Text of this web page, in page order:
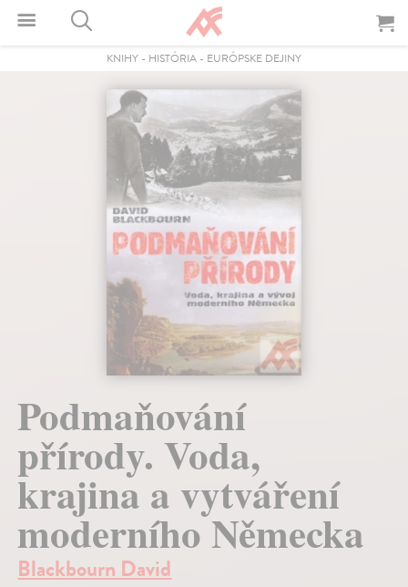
KNIHY - HISTÓRIA - EURÓPSKE DEJINY
Podmaňování
přírody. Voda,
krajina a vytváření
moderního Německa
Blackbourn David